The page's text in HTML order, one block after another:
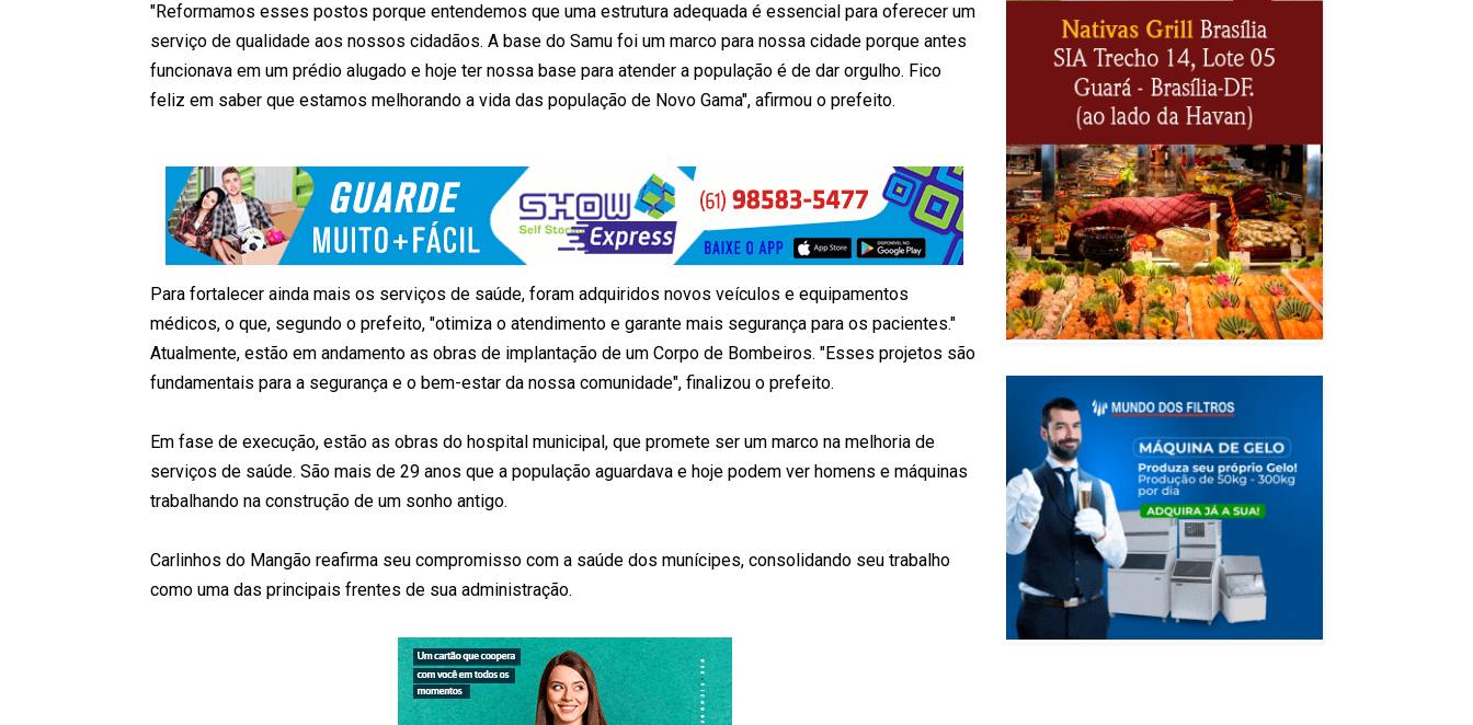
"Reformamos esses postos porque entendemos que uma estrutura adequada é essencial para oferecer um
serviço de qualidade aos nossos cidadãos. A base do Samu foi um marco para nossa cidade porque antes
funcionava em um prédio alugado e hoje ter nossa base para atender a população é de dar orgulho. Fico
feliz em saber que estamos melhorando a vida das população de Novo Gama", afirmou o prefeito.
Para fortalecer ainda mais os serviços de saúde, foram adquiridos novos veículos e equipamentos
médicos, o que, segundo o prefeito, "otimiza o atendimento e garante mais segurança para os pacientes."
Atualmente, estão em andamento as obras de implantação de um Corpo de Bombeiros. "Esses projetos são
fundamentais para a segurança e o bem-estar da nossa comunidade", finalizou o prefeito.
Em fase de execução, estão as obras do hospital municipal, que promete ser um marco na melhoria de
serviços de saúde. São mais de 29 anos que a população aguardava e hoje podem ver homens e máquinas
trabalhando na construção de um sonho antigo.
Carlinhos do Mangão reafirma seu compromisso com a saúde dos munícipes, consolidando seu trabalho
como uma das principais frentes de sua administração.